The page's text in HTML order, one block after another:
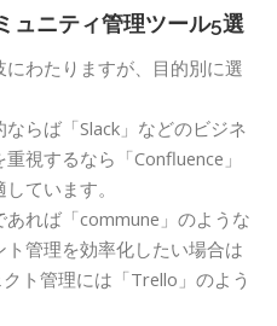
ュニティ管理ツール5選
わたりますが、目的別に選
らば「Slack」などのビジネ
視するなら「Confluence」
ています。
れば「commune」のような
管理を効率化したい場合は
ト管理には「Trello」のよう